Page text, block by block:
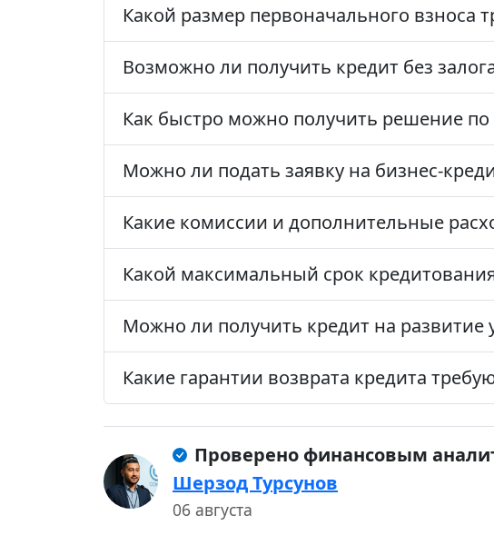
Какой размер первоначального взноса
Возможно ли получить кредит без
Как быстро можно получить решение по
Можно ли подать заявку на бизнес-
Какие комиссии и дополнительные
Какой максимальный срок
Можно ли получить кредит на развитие
Какие гарантии возврата кредита
Проверено финансовым
Шерзод Турсунов
06 августа